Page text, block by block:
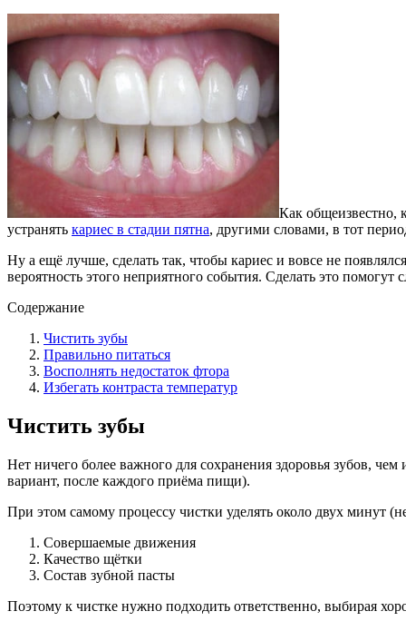
Как общеизвестно,
устранять кариес в стадии пятна, другими словами, в тот
Ну а ещё лучше, сделать так, чтобы кариес и вовсе не
вероятность этого неприятного события. Сделать это помогут
Содержание
Чистить зубы
Правильно питаться
Восполнять недостаток фтора
Избегать контраста температур
Чистить зубы
Нет ничего более важного для сохранения здоровья зубов,
вариант, после каждого приёма пищи).
При этом самому процессу чистки уделять около двух минут
Совершаемые движения
Качество щётки
Состав зубной пасты
Поэтому к чистке нужно подходить ответственно, выбирая